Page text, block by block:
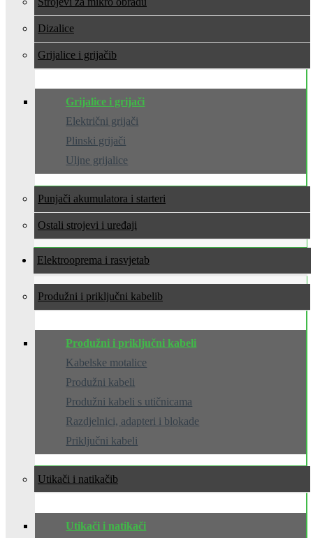
Dizalice
Grijalice i grijači
Grijalice i grijači
Električni grijači
Plinski grijači
Uljne grijalice
Punjači akumulatora i starteri
Ostali strojevi i uređaji
Elektrooprema i rasvjeta
Produžni i priključni kabeli
Produžni i priključni kabeli
Kabelske motalice
Produžni kabeli
Produžni kabeli s utičnicama
Razdjelnici, adapteri i blokade
Priključni kabeli
Utikači i natikači
Utikači i natikači